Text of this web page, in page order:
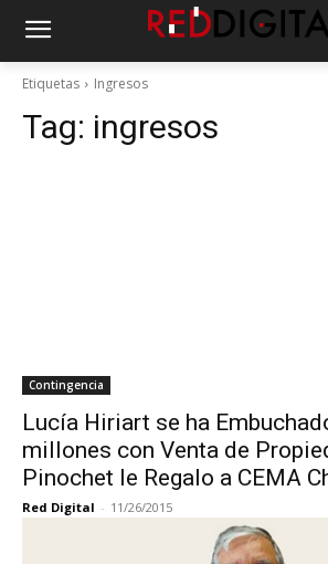
Etiquetas Ingresos
Tag: ingresos
Contingencia
Lucía Hiriart se ha
millones con Venta de
Pinochet le Regalo a CEMA
Red Digital - 11/26/2015